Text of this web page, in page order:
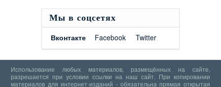
Мы в соцсетях
Вконтакте
Facebook Twitter
Использование любых материалов, размещённых на сайте,
разрешается при условии ссылки на наш сайт. При копировании
материалов для интернет-изданий - обязательна прямая открытая